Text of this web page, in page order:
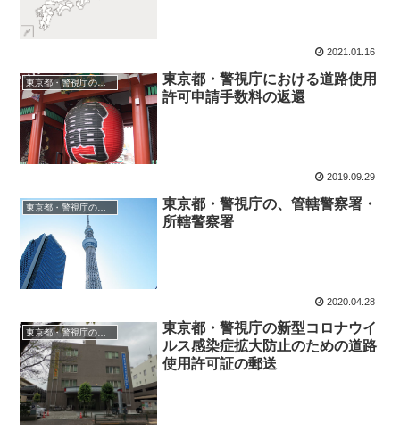
2021.01.16
東京都・警視庁の道路使用許可申請
東京都・警視庁における道路使用
許可申請手数料の返還
2019.09.29
東京都・警視庁の道路使用許可申請
東京都・警視庁の、管轄警察署・
所轄警察署
2020.04.28
東京都・警視庁の道路使用許可申請
東京都・警視庁の新型コロナウイ
ルス感染症拡大防止のための道路
使用許可証の郵送